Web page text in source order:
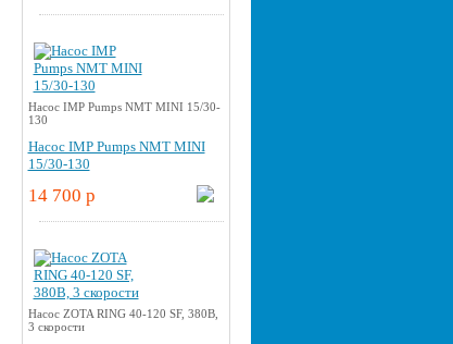
Насос IMP Pumps NMT MINI 15/30-
130
Насос IMP Pumps NMT MINI
15/30-130
14 700 p
Насос ZOTA RING 40-120 SF, 380В,
3 скорости